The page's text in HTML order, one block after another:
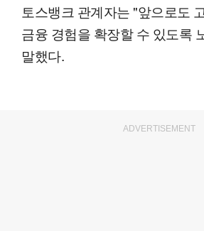
토스뱅크 관계자는 "앞으로도
금융 경험을 확장할 수 있도록
말했다.
ADVERTISEMENT